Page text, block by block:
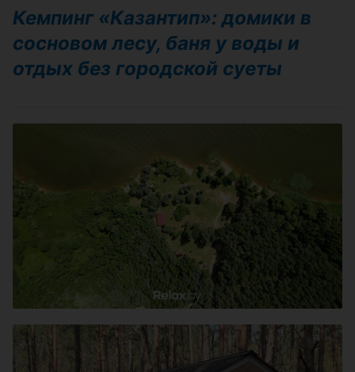
Кемпинг «Казантип»: домики в
сосновом лесу, баня у воды и
отдых без городской суеты